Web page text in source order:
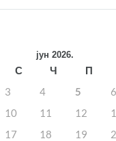
јун 2026.
С Ч П
3 4 5 6
10 11 12
17 18 19